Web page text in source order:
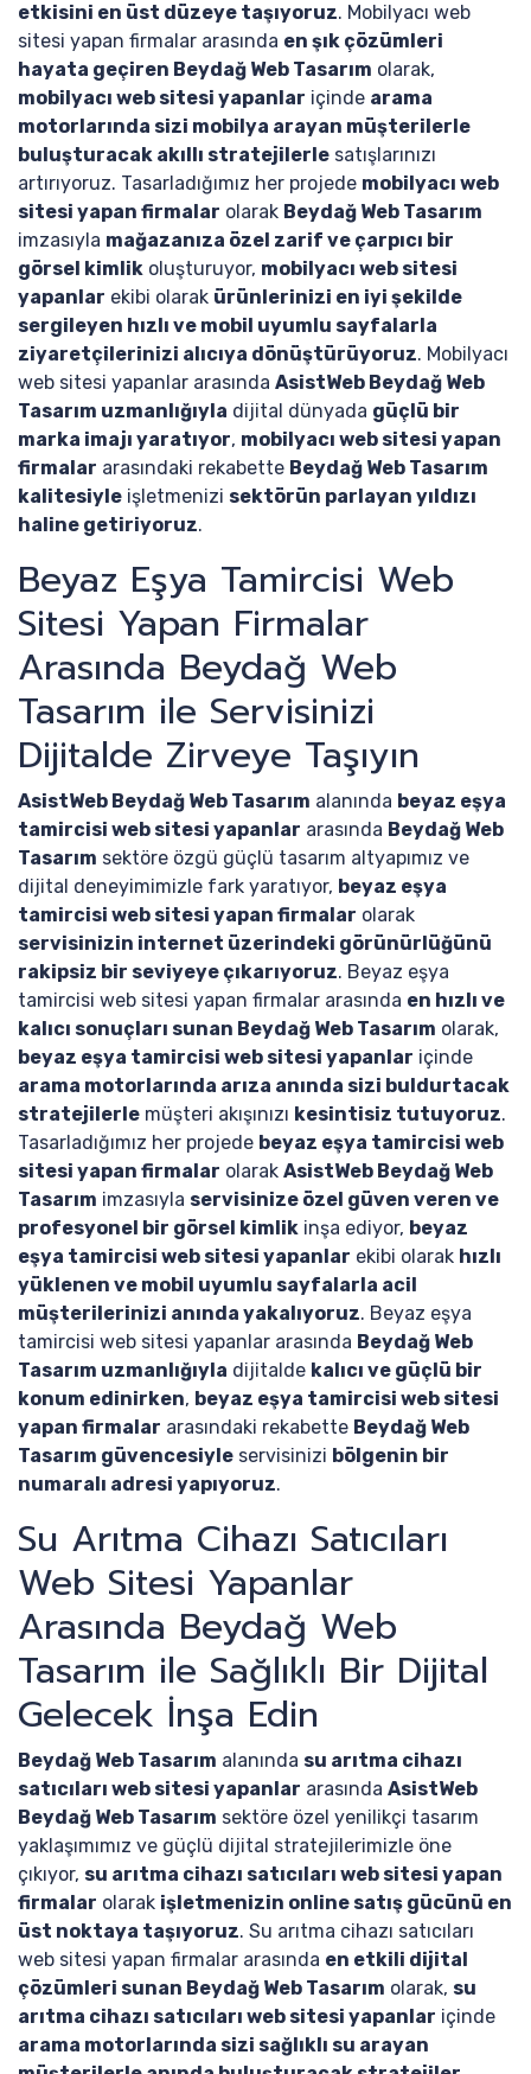
etkisini en üst düzeye taşıyoruz. Mobilyacı web
sitesi yapan firmalar arasında en şık çözümleri
hayata geçiren Beydağ Web Tasarım olarak,
mobilyacı web sitesi yapanlar içinde arama
motorlarında sizi mobilya arayan müşterilerle
buluşturacak akıllı stratejilerle satışlarınızı
artırıyoruz. Tasarladığımız her projede mobilyacı web
sitesi yapan firmalar olarak Beydağ Web Tasarım
imzasıyla mağazanıza özel zarif ve çarpıcı bir
görsel kimlik oluşturuyor, mobilyacı web sitesi
yapanlar ekibi olarak ürünlerinizi en iyi şekilde
sergileyen hızlı ve mobil uyumlu sayfalarla
ziyaretçilerinizi alıcıya dönüştürüyoruz. Mobilyacı
web sitesi yapanlar arasında AsistWeb Beydağ Web
Tasarım uzmanlığıyla dijital dünyada güçlü bir
marka imajı yaratıyor, mobilyacı web sitesi yapan
firmalar arasındaki rekabette Beydağ Web Tasarım
kalitesiyle işletmenizi sektörün parlayan yıldızı
haline getiriyoruz.
Beyaz Eşya Tamircisi Web
Sitesi Yapan Firmalar
Arasında Beydağ Web
Tasarım ile Servisinizi
Dijitalde Zirveye Taşıyın
AsistWeb Beydağ Web Tasarım alanında beyaz eşya
tamircisi web sitesi yapanlar arasında Beydağ Web
Tasarım sektöre özgü güçlü tasarım altyapımız ve
dijital deneyimimizle fark yaratıyor, beyaz eşya
tamircisi web sitesi yapan firmalar olarak
servisinizin internet üzerindeki görünürlüğünü
rakipsiz bir seviyeye çıkarıyoruz. Beyaz eşya
tamircisi web sitesi yapan firmalar arasında en hızlı ve
kalıcı sonuçları sunan Beydağ Web Tasarım olarak,
beyaz eşya tamircisi web sitesi yapanlar içinde
arama motorlarında arıza anında sizi buldurtacak
stratejilerle müşteri akışınızı kesintisiz tutuyoruz.
Tasarladığımız her projede beyaz eşya tamircisi web
sitesi yapan firmalar olarak AsistWeb Beydağ Web
Tasarım imzasıyla servisinize özel güven veren ve
profesyonel bir görsel kimlik inşa ediyor, beyaz
eşya tamircisi web sitesi yapanlar ekibi olarak hızlı
yüklenen ve mobil uyumlu sayfalarla acil
müşterilerinizi anında yakalıyoruz. Beyaz eşya
tamircisi web sitesi yapanlar arasında Beydağ Web
Tasarım uzmanlığıyla dijitalde kalıcı ve güçlü bir
konum edinirken, beyaz eşya tamircisi web sitesi
yapan firmalar arasındaki rekabette Beydağ Web
Tasarım güvencesiyle servisinizi bölgenin bir
numaralı adresi yapıyoruz.
Su Arıtma Cihazı Satıcıları
Web Sitesi Yapanlar
Arasında Beydağ Web
Tasarım ile Sağlıklı Bir Dijital
Gelecek İnşa Edin
Beydağ Web Tasarım alanında su arıtma cihazı
satıcıları web sitesi yapanlar arasında AsistWeb
Beydağ Web Tasarım sektöre özel yenilikçi tasarım
yaklaşımımız ve güçlü dijital stratejilerimizle öne
çıkıyor, su arıtma cihazı satıcıları web sitesi yapan
firmalar olarak işletmenizin online satış gücünü en
üst noktaya taşıyoruz. Su arıtma cihazı satıcıları
web sitesi yapan firmalar arasında en etkili dijital
çözümleri sunan Beydağ Web Tasarım olarak, su
arıtma cihazı satıcıları web sitesi yapanlar içinde
arama motorlarında sizi sağlıklı su arayan